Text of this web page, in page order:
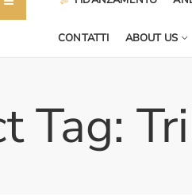
CONTATTI ABOUT US
Tag: